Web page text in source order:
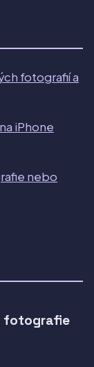
fotografií a
iPhone
nebo
fotografie